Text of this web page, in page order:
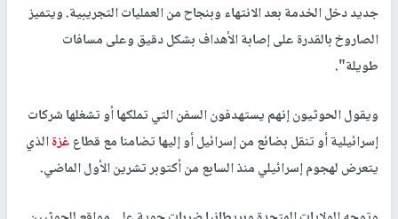
جديد دخل الخدمة بعد الانتهاء وبنجاح من العمليات التجريبية. ويتميز
الصاروخ بالقدرة على إصابة الأهداف بشكل دقيق وعلى مسافات
طويلة".
ويقول الحوثيون إنهم يستهدفون السفن التي تملكها أو تشغلها شركات
إسرائيلية أو تنقل بضائع من إسرائيل أو إليها تضامنا مع قطاعغزةالذي
يتعرض لهجوم إسرائيلي منذ السابع من أكتوبر تشرين الأول الماضي.